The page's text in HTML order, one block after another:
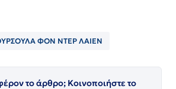
ΦΟΝ ΝΤΕΡ ΛΑΙΕΝ
το άρθρο; Κοινοποιήστε το